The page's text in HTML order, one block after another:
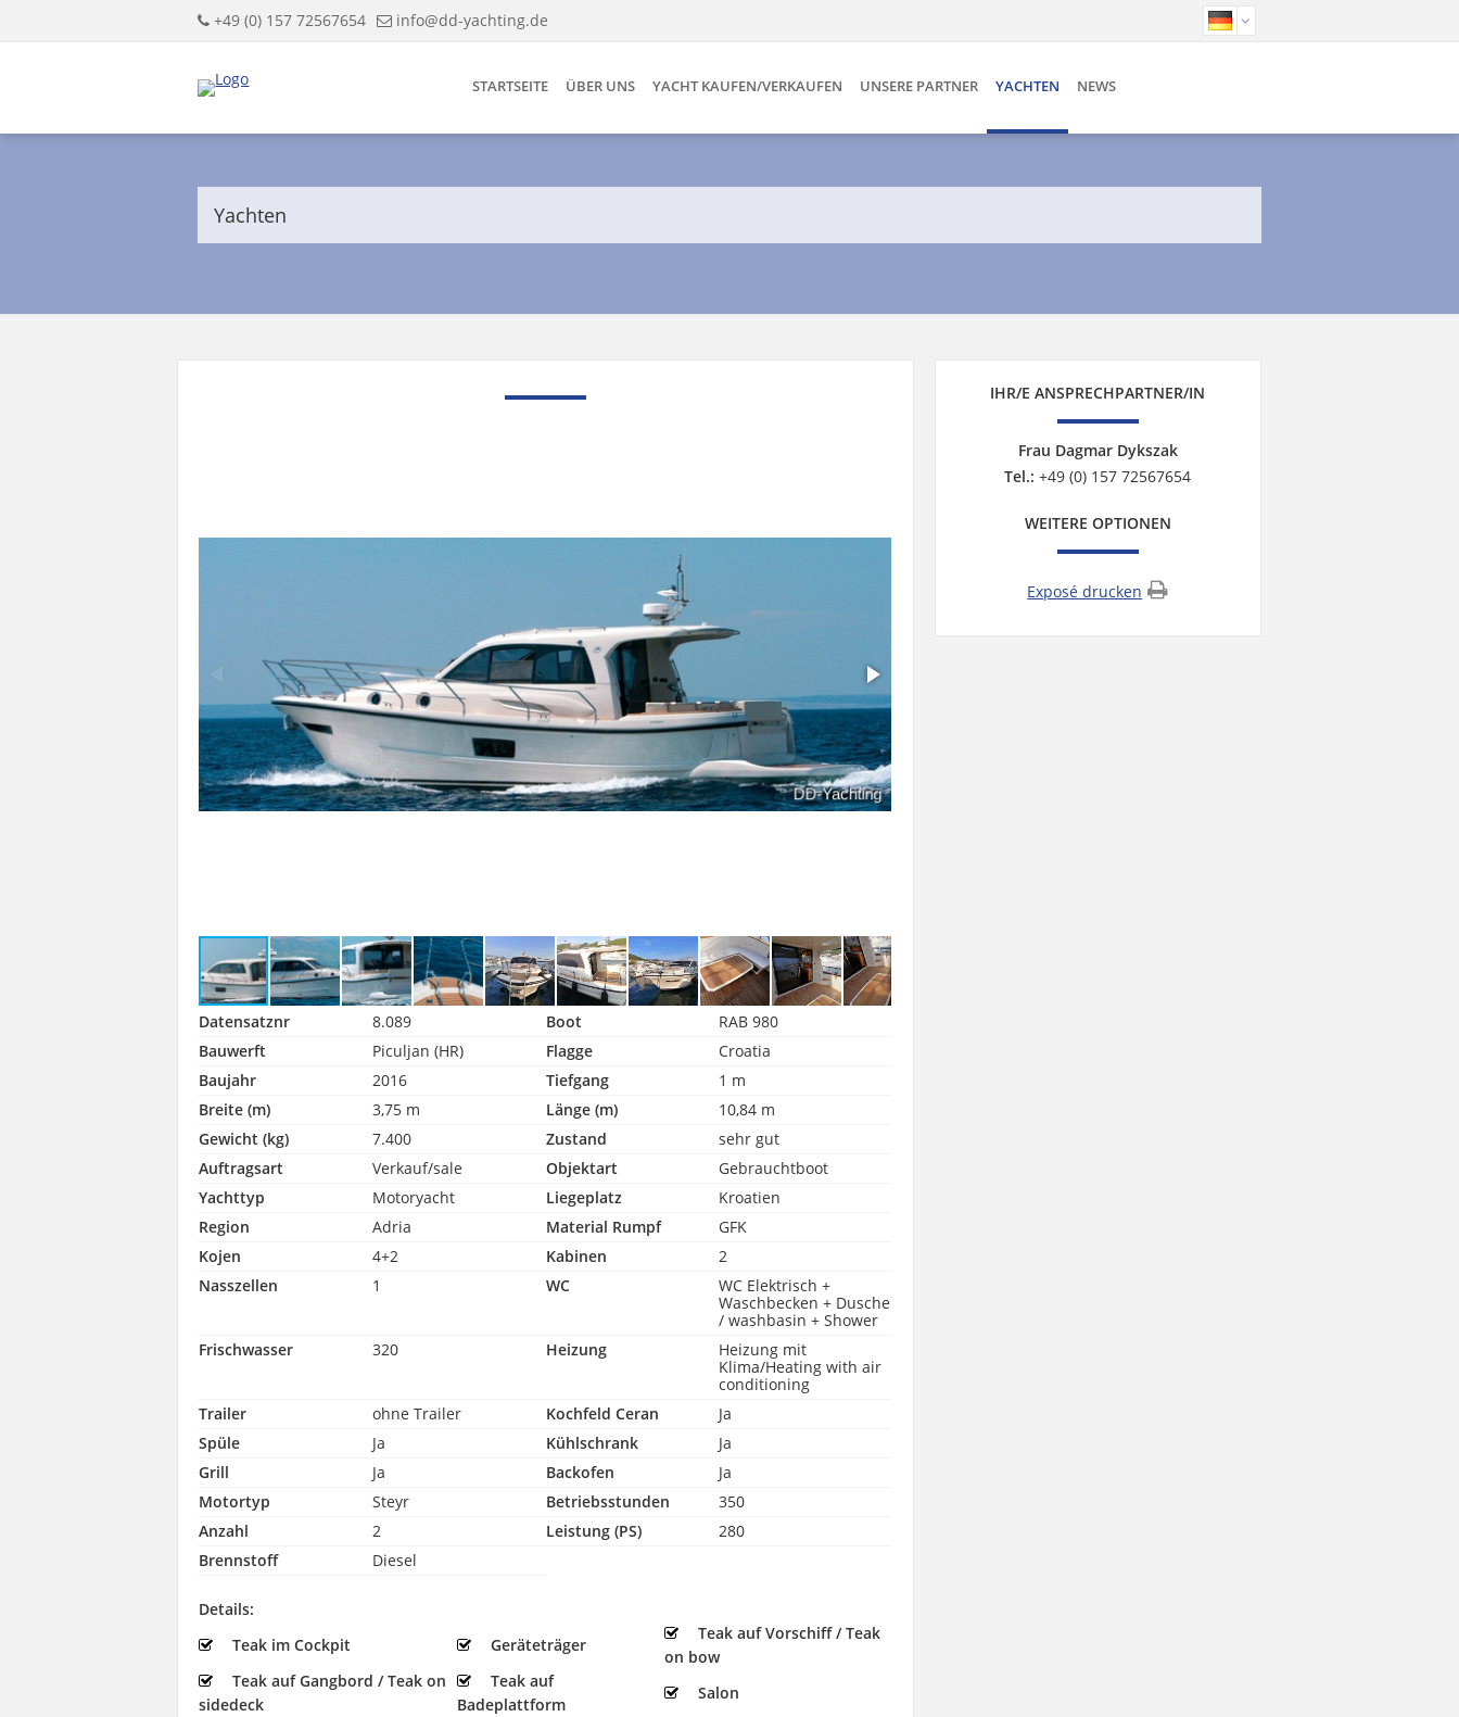
+49 (0) 157 72567654 info@dd-yachting.de
STARTSEITE ÜBER UNS YACHT KAUFEN/VERKAUFEN UNSERE PARTNER YACHTEN NEWS
Yachten
Datensatznr 8.089 Boot
RAB 980
Bauwerft
Piculjan (HR) Flagge
Croatia
Baujahr
2016 Tiefgang
1 m
Breite (m)
3,75 m Länge (m)
10,84 m
Gewicht (kg)
7.400 Zustand
sehr gut
Auftragsart
Verkauf/sale Objektart
Gebrauchtboot
Yachttyp
Motoryacht Liegeplatz
Kroatien
Region
Adria Material Rumpf
GFK
Kojen
4+2 Kabinen
2
Nasszellen
1 WC
WC Elektrisch +
Waschbecken + Dusche
/ washbasin + Shower
Frischwasser
320 Heizung
Heizung mit
Klima/Heating with air
conditioning
Trailer
ohne Trailer Kochfeld Ceran
Ja
Spüle
Ja Kühlschrank
Ja
Grill
Ja Backofen
Ja
Motortyp
Steyr Betriebsstunden
350
Anzahl
2 Leistung (PS)
280
Brennstoff
Diesel
Details:
Teak im Cockpit
Geräteträger
Teak auf Vorschiff / Teak
on bow
Teak auf Gangbord / Teak on
sidedeck
Teak auf
Badeplattform
Salon
IHR/E ANSPRECHPARTNER/IN
Frau Dagmar Dykszak
Tel.: +49 (0) 157 72567654
WEITERE OPTIONEN
Exposé drucken